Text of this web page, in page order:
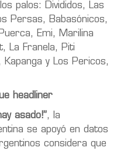
palos: Divididos, Las
Persas, Babasónicos,
Emi, Marilina
La Franela, Piti
Kapanga y Los Pericos,
headliner
asado!”, la
se apoyó en datos
considera que